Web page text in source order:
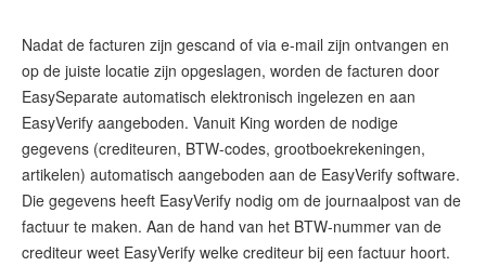
Nadat de facturen zijn gescand of via e-mail zijn ontvangen en
op de juiste locatie zijn opgeslagen, worden de facturen door
EasySeparate automatisch elektronisch ingelezen en aan
EasyVerify aangeboden. Vanuit King worden de nodige
gegevens (crediteuren, BTW-codes, grootboekrekeningen,
artikelen) automatisch aangeboden aan de EasyVerify software.
Die gegevens heeft EasyVerify nodig om de journaalpost van de
factuur te maken. Aan de hand van het BTW-nummer van de
crediteur weet EasyVerify welke crediteur bij een factuur hoort.